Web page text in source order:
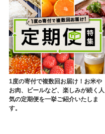
1度の寄付で複数回お届け！お米や
お肉、ビールなど、楽しみが続く人
気の定期便を一挙ご紹介いたしま
す。